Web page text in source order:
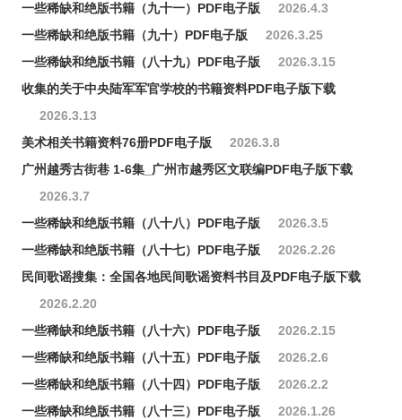
一些稀缺和绝版书籍（九十一）PDF电子版
2026.4.3
一些稀缺和绝版书籍（九十）PDF电子版
2026.3.25
一些稀缺和绝版书籍（八十九）PDF电子版
2026.3.15
收集的关于中央陆军军官学校的书籍资料PDF电子版下载
2026.3.13
美术相关书籍资料76册PDF电子版
2026.3.8
广州越秀古街巷 1-6集_广州市越秀区文联编PDF电子版下载
2026.3.7
一些稀缺和绝版书籍（八十八）PDF电子版
2026.3.5
一些稀缺和绝版书籍（八十七）PDF电子版
2026.2.26
民间歌谣搜集：全国各地民间歌谣资料书目及PDF电子版下载
2026.2.20
一些稀缺和绝版书籍（八十六）PDF电子版
2026.2.15
一些稀缺和绝版书籍（八十五）PDF电子版
2026.2.6
一些稀缺和绝版书籍（八十四）PDF电子版
2026.2.2
一些稀缺和绝版书籍（八十三）PDF电子版
2026.1.26